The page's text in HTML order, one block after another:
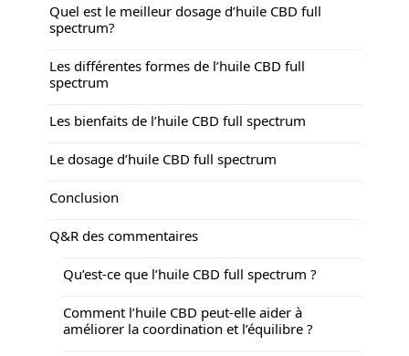
Quel est le meilleur dosage d’huile CBD full
spectrum?
Les différentes formes de l’huile CBD full
spectrum
Les bienfaits de l’huile CBD full spectrum
Le dosage d’huile CBD full spectrum
Conclusion
Q&R des commentaires
Qu’est-ce que l’huile CBD full spectrum ?
Comment l’huile CBD peut-elle aider à
améliorer la coordination et l’équilibre ?